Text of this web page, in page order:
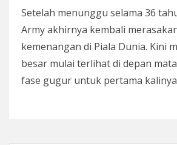
Setelah menunggu selama 36
Army akhirnya kembali
kemenangan di Piala Dunia. Kini
besar mulai terlihat di depan
fase gugur untuk pertama